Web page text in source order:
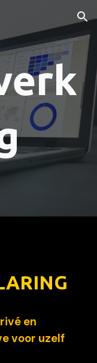
Skip to navigation
en
voor uzelf